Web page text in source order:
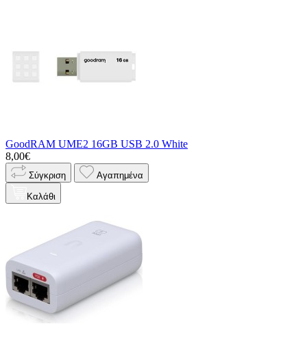
GoodRAM UME2 16GB USB 2.0 White
8,00€
Σύγκριση Αγαπημένα
Καλάθι